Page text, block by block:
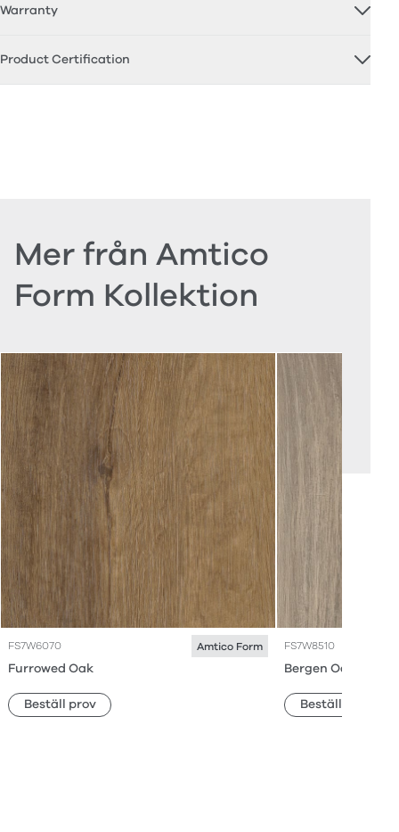
Warranty
Product Certification
Mer från Amtico
Form Kollektion
FS7W6070 Amtico Form
Furrowed Oak
Beställ prov
FS7W8510
Bergen Oak
Beställ prov